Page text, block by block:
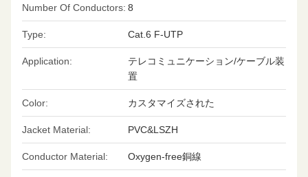
Number Of Conductors: 8
Type: Cat.6 F-UTP
Application:
テレコミュニケーション/ケーブル装
置
Color: カスタマイズされた
Jacket Material: PVC&LSZH
Conductor Material: Oxygen-free銅線